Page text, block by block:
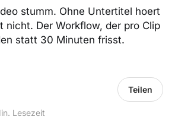
stumm. Ohne Untertitel hoert
nicht. Der Workflow, der pro Clip
statt 30 Minuten frisst.
Lesezeit
Teilen